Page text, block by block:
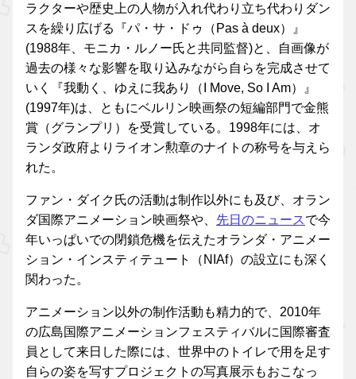
ラクターや歴史上の人物が入れ代わり立ち代わりダン
スを繰り広げる『パ・サ・ドゥ（Pas à deux）』
(1988年、モニカ・ルノー氏と共同監督)と、自画像が
過去の様々な影響を取り込みながら自らを完成させて
いく『我動く、ゆえに我あり（I Move, So I Am）』
(1997年)は、ともにベルリン映画祭の短編部門で金熊
賞（グランプリ）を受賞している。1998年には、オ
ランダ政府よりライオン勲章のナイトの称号を与えら
れた。
ファン・ダイク氏の活動は制作以外にも及び、オラン
ダ国際アニメーション映画祭や、 先日のニュースで今
年いっぱいでの閉鎖危機を伝えたオランダ・アニメー
ション・インスティテュート（NIAf）の設立にも深く
関わった。
アニメーション以外の制作活動も精力的で、2010年
の広島国際アニメーションフェスティバルに国際審査
員として来日した際には、世界中のトイレで用を足す
自らの姿を写すプロジェクトの写真展示もおこなっ